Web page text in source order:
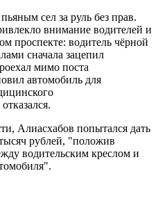
сел за руль без прав.
внимание водителей и
проспекте: водитель чёрной
сначала зацепил
мимо поста
автомобиль для
Алиасхабов попытался дать
рублей, "положив
водительским креслом и